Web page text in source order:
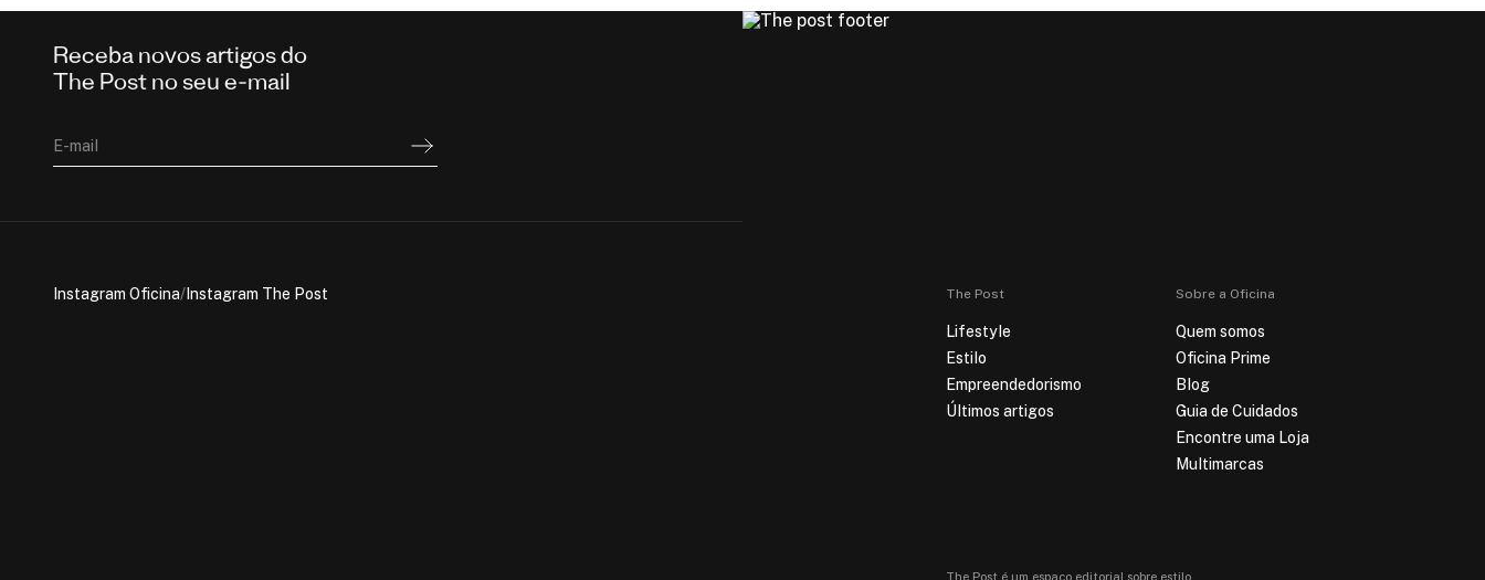
Receba novos artigos do
The Post no seu e-mail
E-mail
Instagram Oficina/ Instagram The Post The Post
Lifestyle
Estilo
Empreendedorismo
Últimos artigos
Sobre a Oficina
Quem somos
Oficina Prime
Blog
Guia de Cuidados
Encontre uma Loja
Multimarcas
The Post é um espaço editorial sobre estilo,